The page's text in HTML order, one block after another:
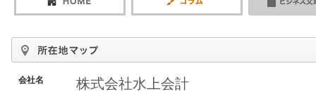
会社名 株式会社水上会計